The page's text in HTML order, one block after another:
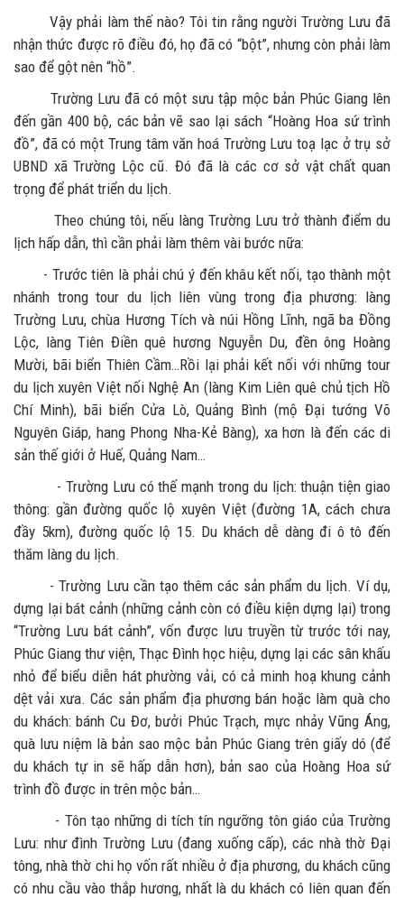
Vậy phải làm thế nào? Tôi tin rằng người Trường Lưu đã
nhận thức được rõ điều đó, họ đã có “bột”, nhưng còn phải làm
sao để gột nên “hồ”.
Trường Lưu đã có một sưu tập mộc bản Phúc Giang lên
đến gần 400 bộ, các bản vẽ sao lại sách “Hoàng Hoa sứ trình
đồ”, đã có một Trung tâm văn hoá Trường Lưu toạ lạc ở trụ sở
UBND xã Trường Lộc cũ. Đó đã là các cơ sở vật chất quan
trọng để phát triển du lịch.
Theo chúng tôi, nếu làng Trường Lưu trở thành điểm du
lịch hấp dẫn, thì cần phải làm thêm vài bước nữa:
- Trước tiên là phải chú ý đến khâu kết nối, tạo thành một
nhánh trong tour du lịch liên vùng trong địa phương: làng
Trường Lưu, chùa Hương Tích và núi Hồng Lĩnh, ngã ba Đồng
Lộc, làng Tiên Điền quê hương Nguyễn Du, đền ông Hoàng
Mười, bãi biển Thiên Cầm…Rồi lại phải kết nối với những tour
du lịch xuyên Việt nối Nghệ An (làng Kim Liên quê chủ tịch Hồ
Chí Minh), bãi biển Cửa Lò, Quảng Bình (mộ Đại tướng Võ
Nguyên Giáp, hang Phong Nha-Kẻ Bàng), xa hơn là đến các di
sản thế giới ở Huế, Quảng Nam…
- Trường Lưu có thế mạnh trong du lịch: thuận tiện giao
thông: gần đường quốc lộ xuyên Việt (đường 1A, cách chưa
đầy 5km), đường quốc lộ 15. Du khách dễ dàng đi ô tô đến
thăm làng du lịch.
- Trường Lưu cần tạo thêm các sản phẩm du lịch. Ví dụ,
dựng lại bát cảnh (những cảnh còn có điều kiện dựng lại) trong
“Trường Lưu bát cảnh”, vốn được lưu truyền từ trước tới nay,
Phúc Giang thư viện, Thạc Đình học hiệu, dựng lại các sân khấu
nhỏ để biểu diễn hát phường vải, có cả minh hoạ khung cảnh
dệt vải xưa. Các sản phẩm địa phương bán hoặc làm quà cho
du khách: bánh Cu Đơ, bưởi Phúc Trạch, mực nhảy Vũng Áng,
quà lưu niệm là bản sao mộc bản Phúc Giang trên giấy dó (để
du khách tự in sẽ hấp dẫn hơn), bản sao của Hoàng Hoa sứ
trình đồ được in trên mộc bản…
- Tôn tạo những di tích tín ngưỡng tôn giáo của Trường
Lưu: như đình Trường Lưu (đang xuống cấp), các nhà thờ Đại
tông, nhà thờ chi họ vốn rất nhiều ở địa phương, du khách cũng
có nhu cầu vào thắp hương, nhất là du khách có liên quan đến